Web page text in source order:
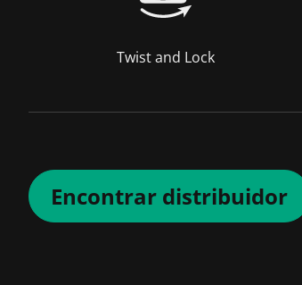
Twist and Lock
Encontrar distribuidor